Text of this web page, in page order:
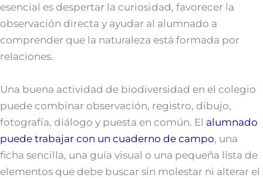
esencial es despertar la curiosidad, favorecer la
observación directa y ayudar al alumnado a
comprender que la naturaleza está formada por
relaciones.
Una buena actividad de biodiversidad en el colegio
puede combinar observación, registro, dibujo,
fotografía, diálogo y puesta en común. El alumnado
puede trabajar con un cuaderno de campo, una
ficha sencilla, una guía visual o una pequeña lista de
elementos que debe buscar sin molestar ni alterar el